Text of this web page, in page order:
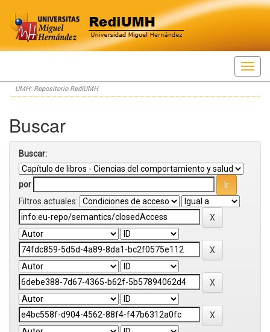
Skip
navigation
UMH: Repositorio RediUMH
Buscar
Buscar:
por
Filtros actuales: